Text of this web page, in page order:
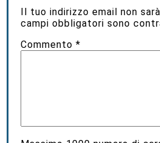
Il tuo indirizzo email non
campi obbligatori sono
Commento*